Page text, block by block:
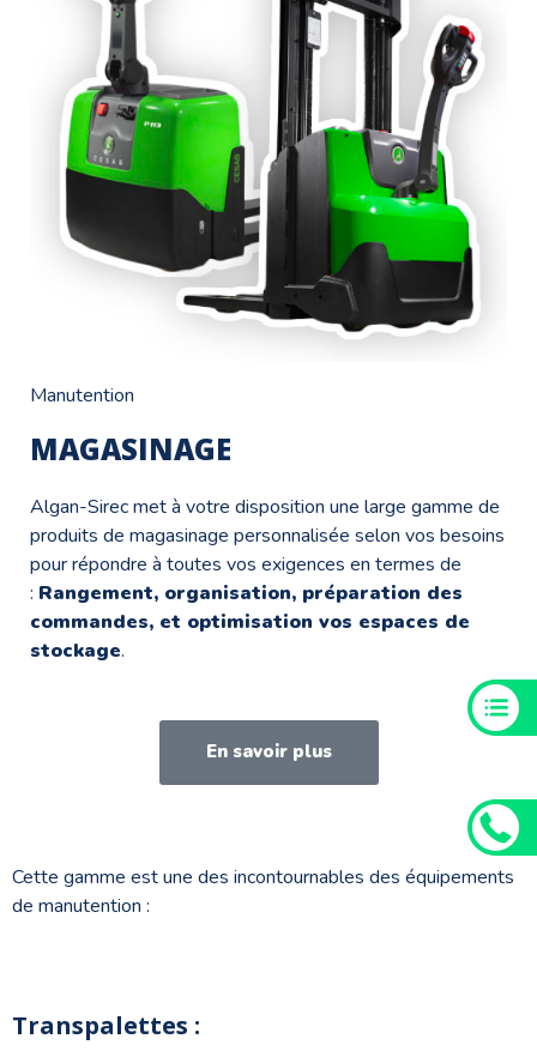
Manutention
MAGASINAGE
Algan-Sirec met à votre disposition une large gamme de
produits de magasinage personnalisée selon vos besoins
pour répondre à toutes vos exigences en termes de
: Rangement, organisation, préparation des
commandes, et optimisation vos espaces de
stockage.
En savoir plus
Cette gamme est une des incontournables des équipements
de manutention :
Transpalettes :